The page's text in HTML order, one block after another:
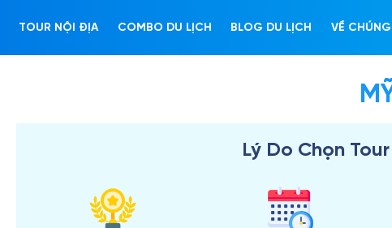
TOUR NỘI ĐỊA COMBO DU LỊCH BLOG DU LỊCH VỀ
Lý Do Chọn